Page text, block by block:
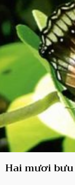
Hai mươi bưu